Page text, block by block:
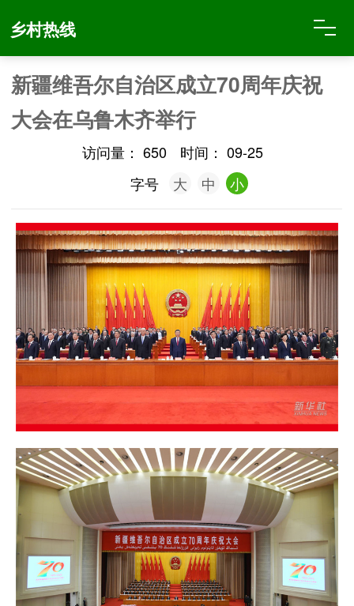
乡村热线
新疆维吾尔自治区成立70周年庆祝
大会在乌鲁木齐举行
访问量： 650 时间： 09-25
字号
大 中 小